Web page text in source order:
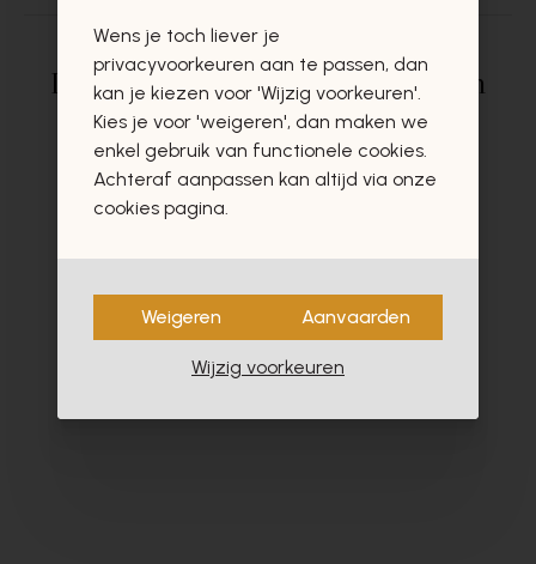
Deze producten zullen u zeker en
vast ook interesseren
Wens je toch liever je
privacyvoorkeuren aan te passen, dan
kan je kiezen voor 'Wijzig voorkeuren'.
Kies je voor 'weigeren', dan maken we
enkel gebruik van functionele cookies.
Achteraf aanpassen kan altijd via onze
cookies pagina.
Weigeren Aanvaarden
Wijzig voorkeuren